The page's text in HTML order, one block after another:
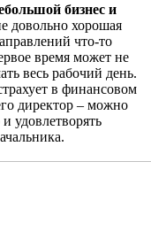
бизнес и
довольно хорошая
что-то
время может не
весь рабочий день.
в финансовом
директор – можно
удовлетворять